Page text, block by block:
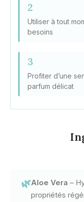
2
Utiliser à tout
besoins
3
Profiter d’une
parfum délicat
🌿Aloe Vera –
propriétés